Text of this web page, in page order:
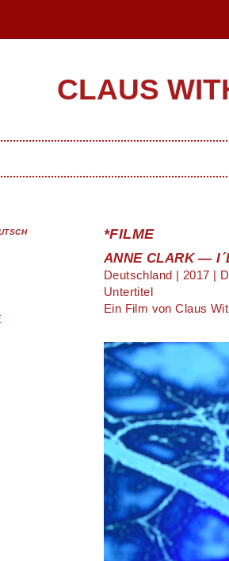
CLAUS
*FILME
ANNE CLARK —
Deutschland | 2017 |
Untertitel
Ein Film von Claus